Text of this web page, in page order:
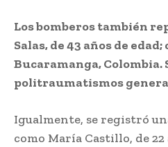
Los bomberos también
Salas, de 43 años de
Bucaramanga, Colombia.
politraumatismos
Igualmente, se registró
como María Castillo, de 22